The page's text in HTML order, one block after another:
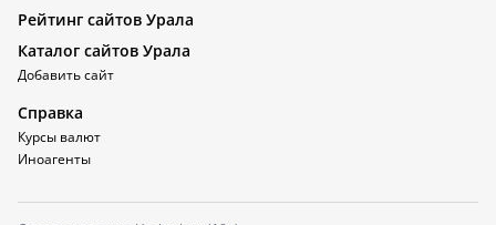
Рейтинг сайтов Урала
Каталог сайтов Урала
Добавить сайт
Справка
Курсы валют
Иноагенты